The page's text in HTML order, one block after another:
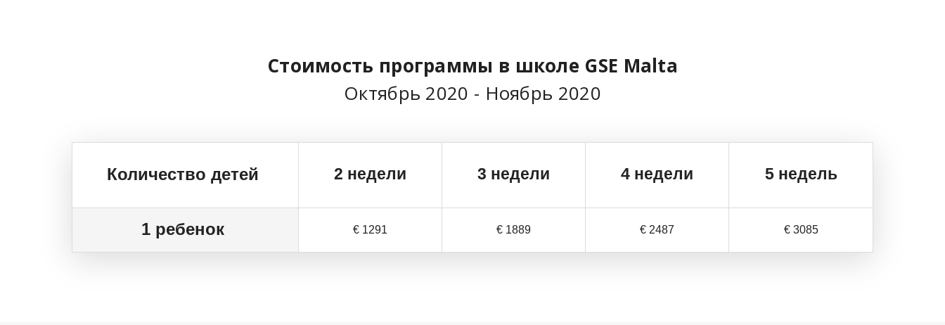
Стоимость программы в школе GSE Malta
Октябрь 2020 - Ноябрь 2020
Количество детей 2 недели 3 недели 4 недели 5 недель
1 ребенок € 1291 € 1889 € 2487 € 3085